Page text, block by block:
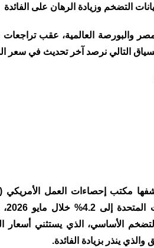
التضخم وزيادة الرهان على الفائدة
والبورصة العالمية، عقب تراجعات